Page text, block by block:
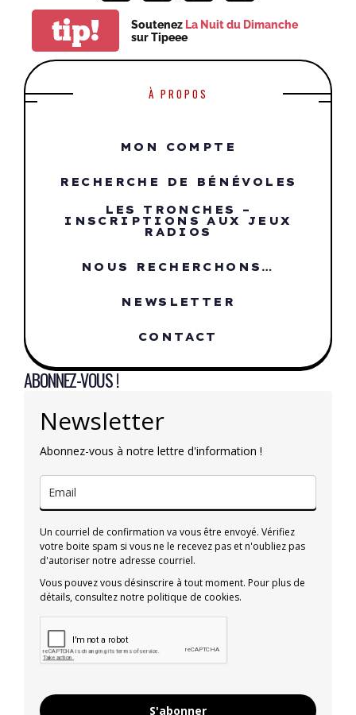
tip! Soutenez La Nuit du Dimanche
sur Tipeee
À PROPOS
MON COMPTE
RECHERCHE DE BÉNÉVOLES
LES TRONCHES –
INSCRIPTIONS AUX JEUX
RADIOS
NOUS RECHERCHONS…
NEWSLETTER
CONTACT
ABONNEZ-VOUS !
Newsletter
Abonnez-vous à notre lettre d'information !
Un courriel de confirmation va vous être envoyé. Vérifiez
votre boite spam si vous ne le recevez pas et n'oubliez pas
d'autoriser notre adresse courriel.
Vous pouvez vous désinscrire à tout moment. Pour plus de
détails, consultez notre politique de cookies.
S'abonner